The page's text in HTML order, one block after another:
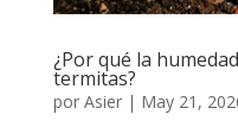
¿Por qué la
termitas?
por Asier| May 21,